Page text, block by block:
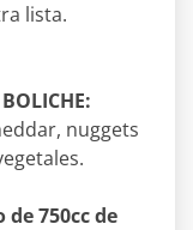
lista.
nuggets
de 750cc de